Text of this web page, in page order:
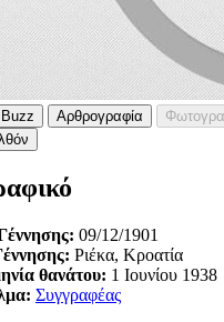
Buzz Αρθρογραφία
09/12/1901
Ριέκα, Κροατία
θανάτου: 1 Ιουνίου 1938
Συγγραφέας